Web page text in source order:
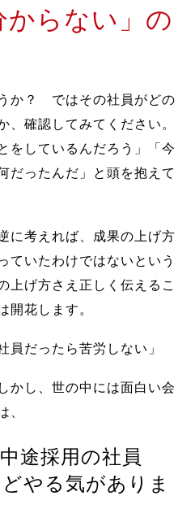
からない」の
か？ ではその社員がどの
、確認してみてください。
をしているんだろう」「今
だったんだ」と頭を抱えて
に考えれば、成果の上げ方
ていたわけではないという
上げ方さえ正しく伝えるこ
開花します。
員だったら苦労しない」
かし、世の中には面白い会
、
途採用の社員
やる気がありま